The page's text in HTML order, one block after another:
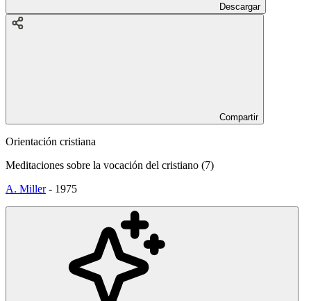
Descargar
Compartir
Orientación cristiana
Meditaciones sobre la vocación del cristiano (7)
A. Miller- 1975